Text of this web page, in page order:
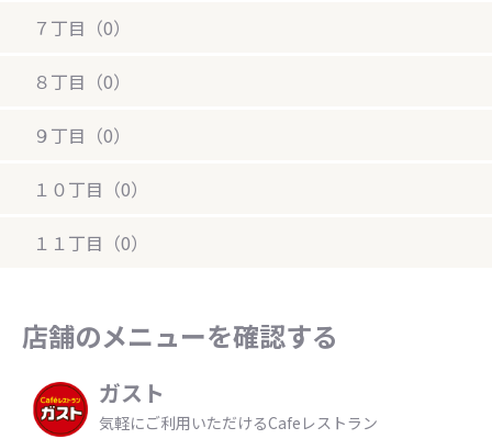
７丁目（0）
８丁目（0）
９丁目（0）
１０丁目（0）
１１丁目（0）
店舗のメニューを確認する
ガスト
気軽にご利用いただけるCafeレストラン